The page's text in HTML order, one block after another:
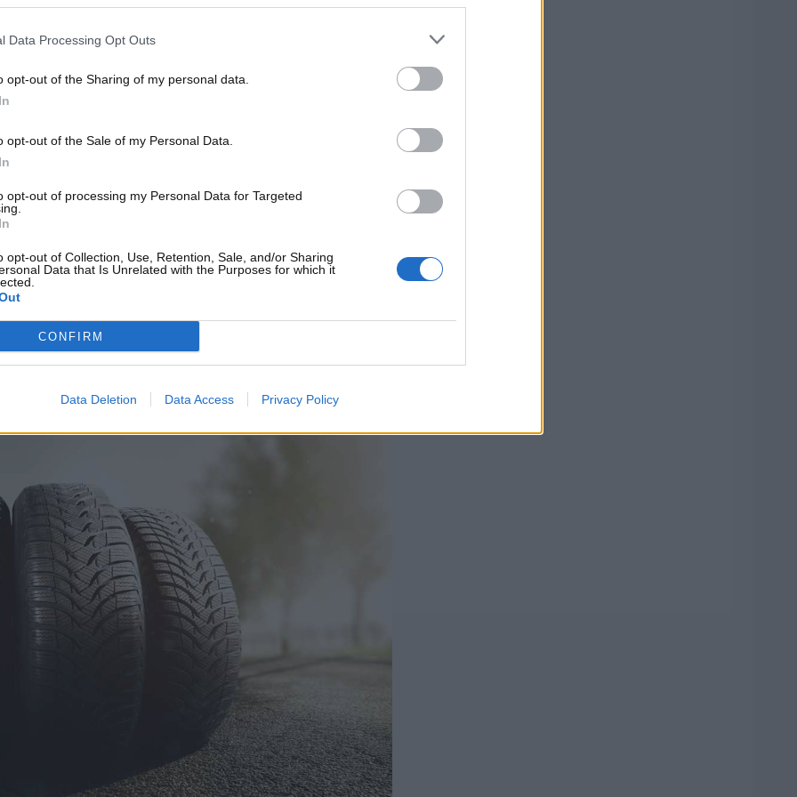
Data Processing Opt Outs
opt-out of the Sharing of my personal data.
opt-out of the Sale of my Personal Data.
opt-out of processing my Personal Data for Targeted
opt-out of Collection, Use, Retention, Sale, and/or Sharing
Data that Is Unrelated with the Purposes for which it
CONFIRM
Data Deletion Data Access Privacy Policy
giocheranno un ruolo chiave in tal senso.
lo stato delle gomme, effettuando una
opportuno ruotare le gomme con una certa regolarità e
il valore corretto della pressione
invernali essa potrebbe essere anche un po’ maggiore.
sarà minore di 1,6 mm, allora sarà obbligatorio per
se gli pneumatici saranno effettivamente da
una moneta da 1 euro
ancora efficienti grazie a una
il procedimento
in modo semplice e veloce se gli pneumatici saranno
immediata sostituzione. Ti basterà, infatti,inserire la
la situazione. Ecco tutto quello che devi fare.